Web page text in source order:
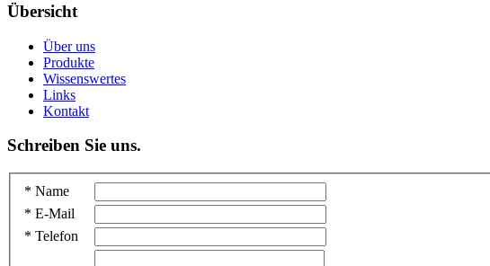
Übersicht
Über uns
Produkte
Wissenswertes
Links
Kontakt
Schreiben Sie uns.
* Name
* E-Mail
* Telefon